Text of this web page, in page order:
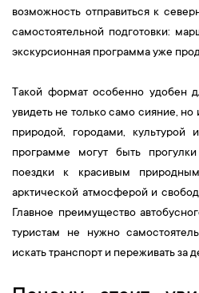
возможность отправиться к
самостоятельной подготовки:
экскурсионная программа уже
Такой формат особенно удобен
увидеть не только само сияние,
природой, городами,
программе могут быть
поездки к красивым
арктической атмосферой и
Главное преимущество
туристам не нужно
искать транспорт и переживать за